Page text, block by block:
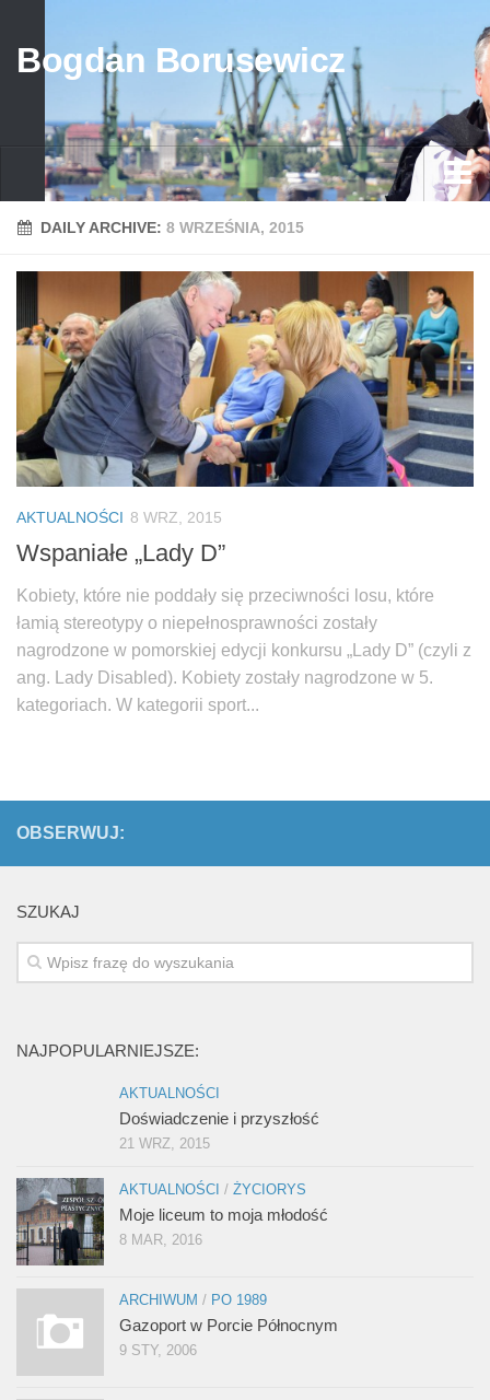
Bogdan Borusewicz
Aktualności
po 1989
Media
Galeria
Życiorys
Fundacja Jacka Kaczmarskiego
Fundacja Batorego
DAILY ARCHIVE: 8 WRZEŚNIA, 2015
AKTUALNOŚCI 8 WRZ, 2015
Wspaniałe „Lady D”
Kobiety, które nie poddały się przeciwności losu, które
łamią stereotypy o niepełnosprawności zostały
nagrodzone w pomorskiej edycji konkursu „Lady D” (czyli z
ang. Lady Disabled). Kobiety zostały nagrodzone w 5.
kategoriach. W kategorii sport...
OBSERWUJ:
SZUKAJ
NAJPOPULARNIEJSZE:
AKTUALNOŚCI
Doświadczenie i przyszłość
21 WRZ, 2015
AKTUALNOŚCI / ŻYCIORYS
Moje liceum to moja młodość
8 MAR, 2016
ARCHIWUM / PO 1989
Gazoport w Porcie Północnym
9 STY, 2006